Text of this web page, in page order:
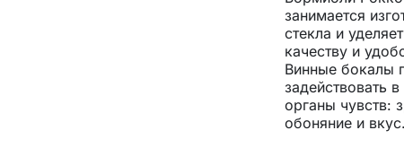
занимается
стекла и
качеству и
Винные бокалы
задействовать
органы чувств:
обоняние и вкус. *** Для решения